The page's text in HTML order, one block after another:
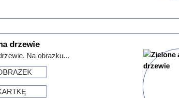
drzewie
Na obrazku...